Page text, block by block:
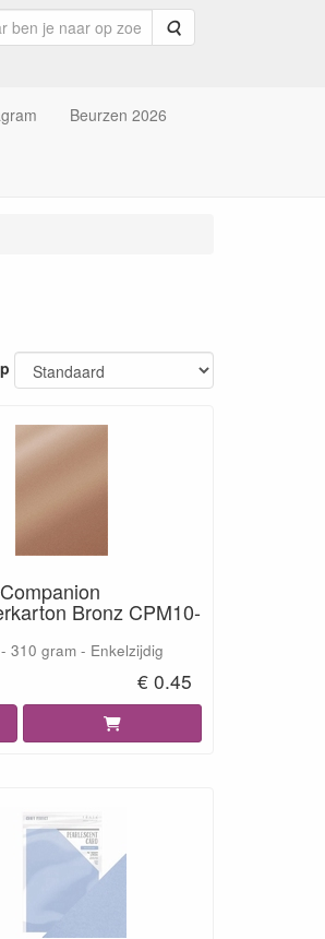
Zoeken
Beurzen 2026
Bronz CPM10-
310 gram - Enkelzijdig
€ 0.45